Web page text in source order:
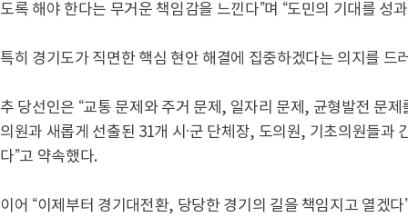
도록 해야 한다는 무거운 책임감을 느낀다”며 “도민의 기대를 성
특히 경기도가 직면한 핵심 현안 해결에 집중하겠다는 의지를 드
추 당선인은 “교통 문제와 주거 문제, 일자리 문제, 균형발전 문
의원과 새롭게 선출된 31개 시·군 단체장, 도의원, 기초의원들과
다”고 약속했다.
이어 “이제부터 경기대전환, 당당한 경기의 길을 책임지고 열겠